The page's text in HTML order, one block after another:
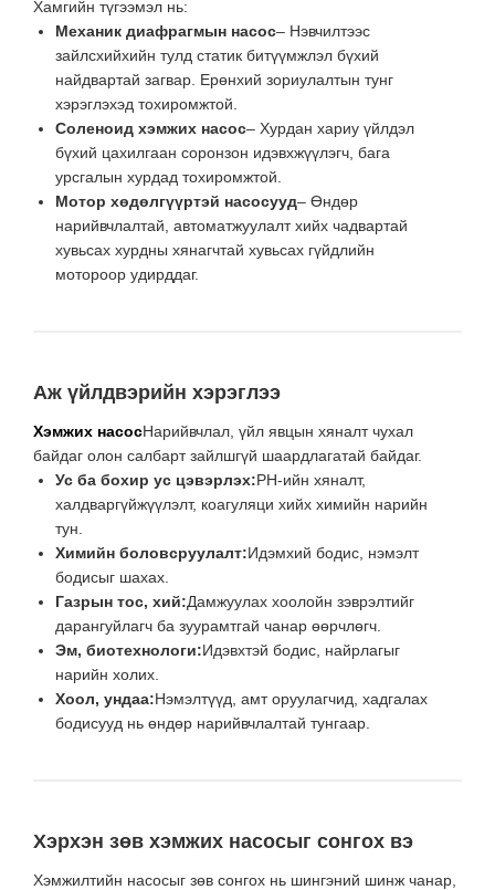
Хамгийн түгээмэл нь:
Механик диафрагмын насос– Нэвчилтээс
зайлсхийхийн тулд статик битүүмжлэл бүхий
найдвартай загвар. Ерөнхий зориулалтын тунг
хэрэглэхэд тохиромжтой.
Соленоид хэмжих насос– Хурдан хариу үйлдэл
бүхий цахилгаан соронзон идэвхжүүлэгч, бага
урсгалын хурдад тохиромжтой.
Мотор хөдөлгүүртэй насосууд– Өндөр
нарийвчлалтай, автоматжуулалт хийх чадвартай
хувьсах хурдны хянагчтай хувьсах гүйдлийн
мотороор удирддаг.
Аж үйлдвэрийн хэрэглээ
Хэмжих насосНарийвчлал, үйл явцын хяналт чухал
байдаг олон салбарт зайлшгүй шаардлагатай байдаг.
Ус ба бохир ус цэвэрлэх:РН-ийн хяналт,
халдваргүйжүүлэлт, коагуляци хийх химийн нарийн
тун.
Химийн боловсруулалт:Идэмхий бодис, нэмэлт
бодисыг шахах.
Газрын тос, хий:Дамжуулах хоолойн зэврэлтийг
дарангуйлагч ба зуурамтгай чанар өөрчлөгч.
Эм, биотехнологи:Идэвхтэй бодис, найрлагыг
нарийн холих.
Хоол, ундаа:Нэмэлтүүд, амт оруулагчид, хадгалах
бодисууд нь өндөр нарийвчлалтай тунгаар.
Хэрхэн зөв хэмжих насосыг сонгох вэ
Хэмжилтийн насосыг зөв сонгох нь шингэний шинж чанар,